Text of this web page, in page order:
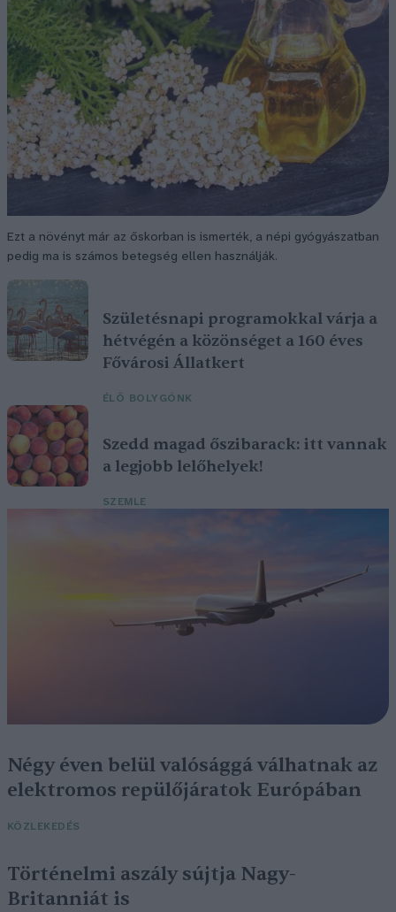
Ezt a növényt már az őskorban is ismerték, a népi gyógyászatban
pedig ma is számos betegség ellen használják.
Születésnapi programokkal várja a
hétvégén a közönséget a 160 éves
Fővárosi Állatkert
ÉLŐ BOLYGÓNK
Szedd magad őszibarack: itt vannak
a legjobb lelőhelyek!
SZEMLE
Négy éven belül valósággá válhatnak az
elektromos repülőjáratok Európában
KÖZLEKEDÉS
Történelmi aszály sújtja Nagy-
Britanniát is